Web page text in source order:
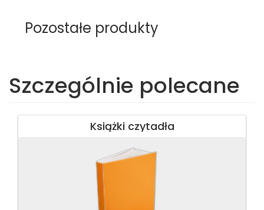
Pozostałe produkty
Szczególnie polecane
Książki czytadła